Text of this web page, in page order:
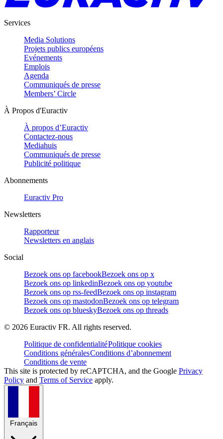
Services
Media Solutions
Projets publics européens
Evénements
Emplois
Agenda
Communiqués de presse
Members’ Circle
À Propos d'Euractiv
À propos d’Euractiv
Contactez-nous
Mediahuis
Communiqués de presse
Publicité politique
Abonnements
Euractiv Pro
Newsletters
Rapporteur
Newsletters en anglais
Social
Bezoek ons op facebookBezoek ons op x
Bezoek ons op linkedinBezoek ons op youtube
Bezoek ons op rss-feedBezoek ons op instagram
Bezoek ons op mastodonBezoek ons op telegram
Bezoek ons op blueskyBezoek ons op threads
© 2026 Euractiv FR. All rights reserved.
Politique de confidentialitéPolitique cookies
Conditions généralesConditions d’abonnement
Conditions de vente
This site is protected by reCAPTCHA, and the Google Privacy
Policy and Terms of Service apply.
Français